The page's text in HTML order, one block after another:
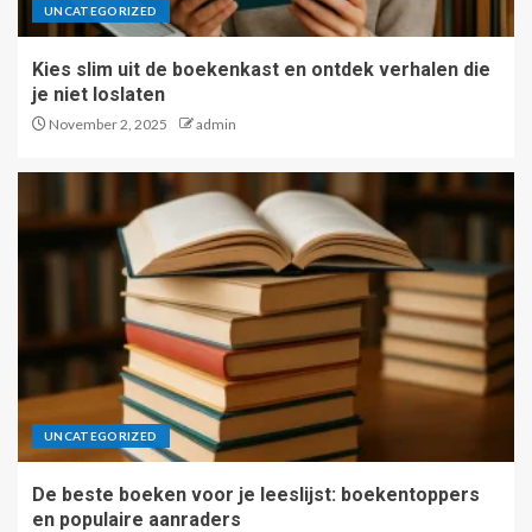
UNCATEGORIZED
Kies slim uit de boekenkast en ontdek verhalen die
je niet loslaten
November 2, 2025 admin
UNCATEGORIZED
De beste boeken voor je leeslijst: boekentoppers
en populaire aanraders